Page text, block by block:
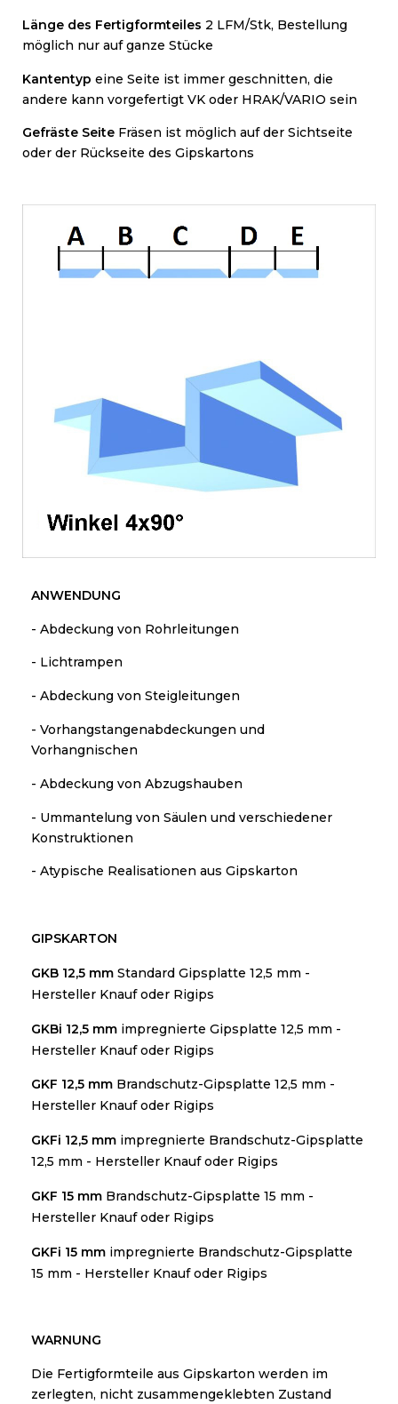
Länge des Fertigformteiles 2 LFM/Stk, Bestellung
möglich nur auf ganze Stücke
Kantentyp eine Seite ist immer geschnitten, die
andere kann vorgefertigt VK oder HRAK/VARIO sein
Gefräste Seite Fräsen ist möglich auf der Sichtseite
oder der Rückseite des Gipskartons
ANWENDUNG
- Abdeckung von Rohrleitungen
- Lichtrampen
- Abdeckung von Steigleitungen
- Vorhangstangenabdeckungen und
Vorhangnischen
- Abdeckung von Abzugshauben
- Ummantelung von Säulen und verschiedener
Konstruktionen
- Atypische Realisationen aus Gipskarton
GIPSKARTON
GKB 12,5 mm Standard Gipsplatte 12,5 mm -
Hersteller Knauf oder Rigips
GKBi 12,5 mm impregnierte Gipsplatte 12,5 mm -
Hersteller Knauf oder Rigips
GKF 12,5 mm Brandschutz-Gipsplatte 12,5 mm -
Hersteller Knauf oder Rigips
GKFi 12,5 mmimpregnierte Brandschutz-Gipsplatte
12,5 mm - Hersteller Knauf oder Rigips
GKF 15 mm Brandschutz-Gipsplatte 15 mm -
Hersteller Knauf oder Rigips
GKFi 15 mm impregnierte Brandschutz-Gipsplatte
15 mm - Hersteller Knauf oder Rigips
WARNUNG
Die Fertigformteile aus Gipskarton werden im
zerlegten, nicht zusammengeklebten Zustand